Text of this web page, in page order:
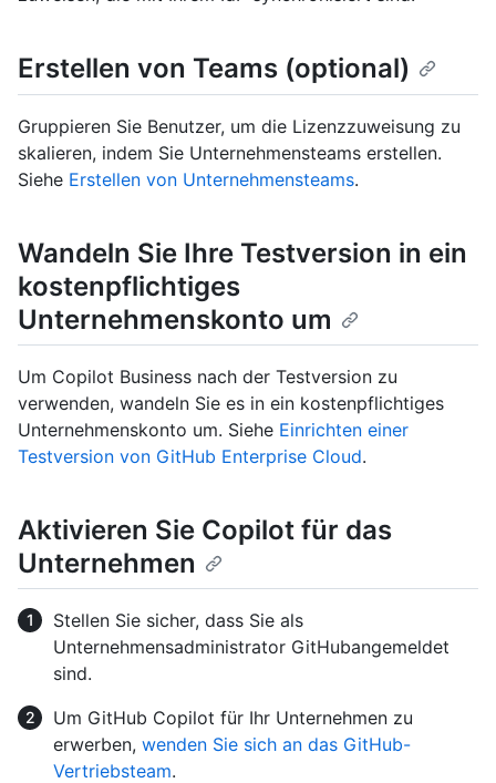
Erstellen von Teams (optional)
Gruppieren Sie Benutzer, um die Lizenzzuweisung zu
skalieren, indem Sie Unternehmensteams erstellen.
Siehe Erstellen von Unternehmensteams.
Wandeln Sie Ihre Testversion in ein
kostenpflichtiges
Unternehmenskonto um
Um Copilot Business nach der Testversion zu
verwenden, wandeln Sie es in ein kostenpflichtiges
Unternehmenskonto um. Siehe Einrichten einer
Testversion von GitHub Enterprise Cloud.
Aktivieren Sie Copilot für das
Unternehmen
Stellen Sie sicher, dass Sie als
Unternehmensadministrator GitHubangemeldet
sind.
Um GitHub Copilot für Ihr Unternehmen zu
erwerben, wenden Sie sich an das GitHub-
Vertriebsteam.